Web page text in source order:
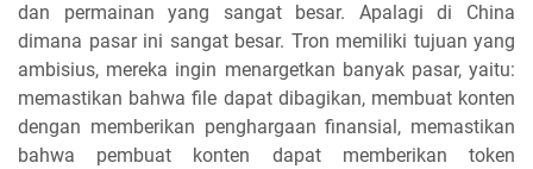
dan permainan yang sangat besar. Apalagi di China
dimana pasar ini sangat besar. Tron memiliki tujuan yang
ambisius, mereka ingin menargetkan banyak pasar, yaitu:
memastikan bahwa file dapat dibagikan, membuat konten
dengan memberikan penghargaan finansial, memastikan
bahwa pembuat konten dapat memberikan token